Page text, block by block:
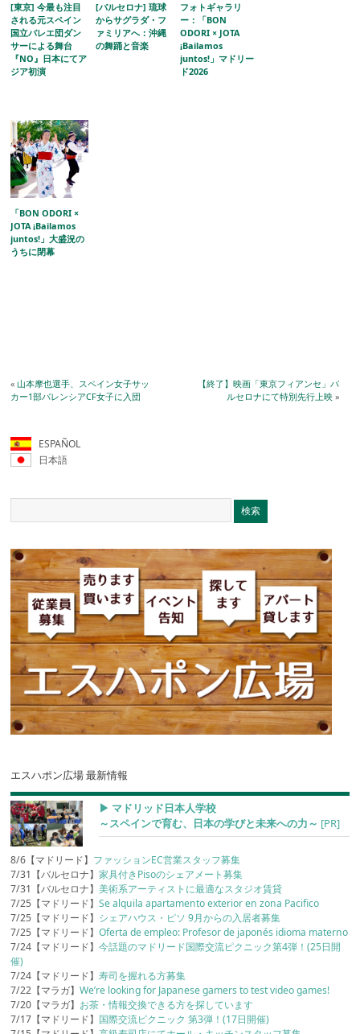
[東京] 今最も注目
される元スペイン
国立バレエ団ダン
サーによる舞台
『NO』日本にてア
ジア初演
[バルセロナ] 琉球
からサグラダ・フ
ァミリアへ：沖縄
の舞踊と音楽
フォトギャラリ
ー：「BON
ODORI × JOTA
¡Bailamos
juntos!」マドリー
ド2026
「BON ODORI ×
JOTA ¡Bailamos
juntos!」大盛況の
うちに閉幕
«山本摩也選手、スペイン女子サッ
カー1部バレンシアCF女子に入団
【終了】映画「東京フィアンセ」バ
ルセロナにて特別先行上映»
ESPAÑOL
日本語
エスハポン広場 最新情報
▶︎ マドリッド日本人学校
～スペインで育む、日本の学びと未来への力～ [PR]
8/6【マドリード】 ファッションEC営業スタッフ募集
7/31【バルセロナ】家具付きPisoのシェアメート募集
7/31【バルセロナ】美術系アーティストに最適なスタジオ賃貸
7/25【マドリード】Se alquila apartamento exterior en zona Pacifico
7/25【マドリード】 シェアハウス・ピソ 9月からの入居者募集
7/25【マドリード】Oferta de empleo: Profesor de japonés idioma materno
7/24【マドリード】今話題のマドリード国際交流ピクニック第4弾！(25日開
催)
7/24【マドリード】寿司を握れる方募集
7/22【マラガ】We’re looking for Japanese gamers to test video games!
7/20【マラガ】 お茶・情報交換できる方を探しています
7/17【マドリード】 国際交流ピクニック 第3弾！(17日開催)